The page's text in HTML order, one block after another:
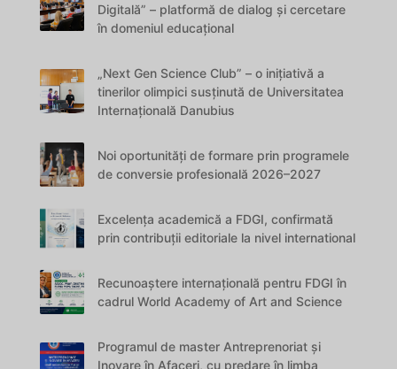
Digitală” – platformă de dialog și cercetare
în domeniul educațional
„Next Gen Science Club” – o inițiativă a
tinerilor olimpici susținută de Universitatea
Internațională Danubius
Noi oportunități de formare prin programele
de conversie profesională 2026–2027
Excelența academică a FDGI, confirmată
prin contribuții editoriale la nivel international
Recunoaștere internațională pentru FDGI în
cadrul World Academy of Art and Science
Programul de master Antreprenoriat și
Inovare în Afaceri, cu predare în limba